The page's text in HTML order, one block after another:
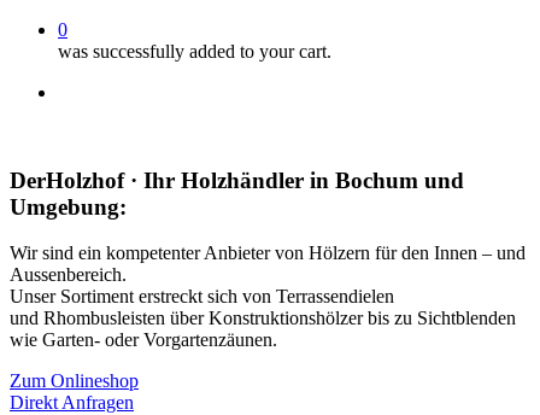
0
was successfully added to your cart.
DerHolzhof · Ihr Holzhändler in Bochum und
Umgebung:
Wir sind ein kompetenter Anbieter von Hölzern für den Innen – und
Aussenbereich.
Unser Sortiment erstreckt sich von Terrassendielen
und Rhombusleisten über Konstruktionshölzer bis zu Sichtblenden
wie Garten- oder Vorgartenzäunen.
Zum Onlineshop
Direkt Anfragen